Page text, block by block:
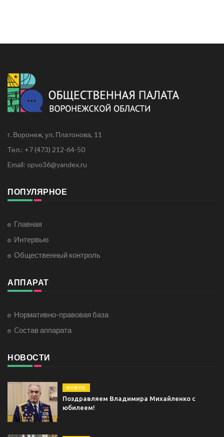
г. Воронеж, ул. Платонова, 11
Тел.: +7 (473) 212-64-50
Email: opvo36@yandex.ru
ПОПУЛЯРНОЕ
Главная
Интервью
Общественный контроль
АППАРАТ
Нормативно-правовая база
Cостав аппарата
НОВОСТИ
НОВОЕ
Поздравляем Владимира Михайленко с
юбилеем!